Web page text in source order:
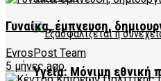
Υγεία: Μόνιμη εθνική
Γυναίκα, έμπνευση,
EvrosPost Team
5 μήνες ago